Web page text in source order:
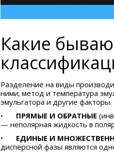
Какие
Разделение на виды
ними; метод и температура
эмульгатора и другие факторы.
•
ПРЯМЫЕ И ОБРАТНЫЕ
— неполярная жидкость в
•
ЕДИНЫЕ И
дисперсной фазы являются